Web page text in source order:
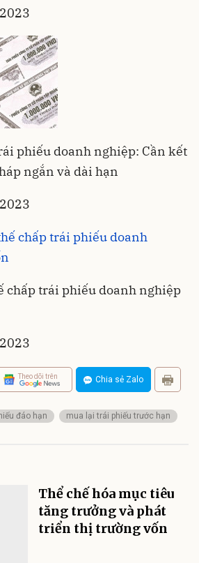
phiếu doanh nghiệp: Cần kết
ngắn và dài hạn
chấp trái phiếu doanh nghiệp
Theo dõi trên Chia sẻ Zalo
đáo hạn mua lại trái phiếu trước hạn
Thể chế hóa mục tiêu
tăng trưởng và phát
triển thị trường vốn